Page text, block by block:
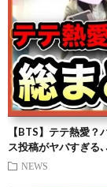
【BTS】テテ熱愛
ス投稿がヤバすぎる､
NEWS